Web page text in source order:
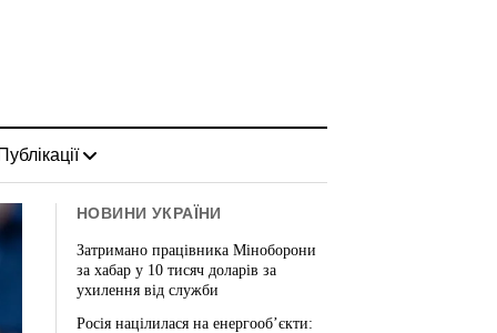
Публікації
НОВИНИ УКРАЇНИ
Затримано працівника Міноборони
за хабар у 10 тисяч доларів за
ухилення від служби
Росія націлилася на енергооб’єкти: